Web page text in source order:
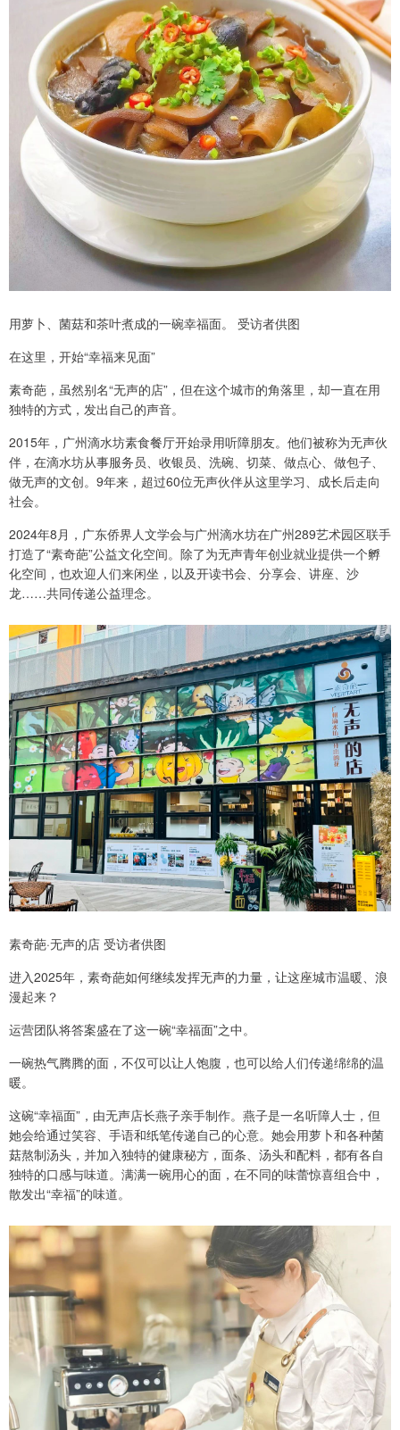
用萝卜、菌菇和茶叶煮成的一碗幸福面。 受访者供图
在这里，开始“幸福来见面”
素奇葩，虽然别名“无声的店”，但在这个城市的角落里，却一直在用
独特的方式，发出自己的声音。
2015年，广州滴水坊素食餐厅开始录用听障朋友。他们被称为无声伙
伴，在滴水坊从事服务员、收银员、洗碗、切菜、做点心、做包子、
做无声的文创。9年来，超过60位无声伙伴从这里学习、成长后走向
社会。
2024年8月，广东侨界人文学会与广州滴水坊在广州289艺术园区联手
打造了“素奇葩”公益文化空间。除了为无声青年创业就业提供一个孵
化空间，也欢迎人们来闲坐，以及开读书会、分享会、讲座、沙
龙……共同传递公益理念。
素奇葩·无声的店 受访者供图
进入2025年，素奇葩如何继续发挥无声的力量，让这座城市温暖、浪
漫起来？
运营团队将答案盛在了这一碗“幸福面”之中。
一碗热气腾腾的面，不仅可以让人饱腹，也可以给人们传递绵绵的温
暖。
这碗“幸福面”，由无声店长燕子亲手制作。燕子是一名听障人士，但
她会给通过笑容、手语和纸笔传递自己的心意。她会用萝卜和各种菌
菇熬制汤头，并加入独特的健康秘方，面条、汤头和配料，都有各自
独特的口感与味道。满满一碗用心的面，在不同的味蕾惊喜组合中，
散发出“幸福”的味道。